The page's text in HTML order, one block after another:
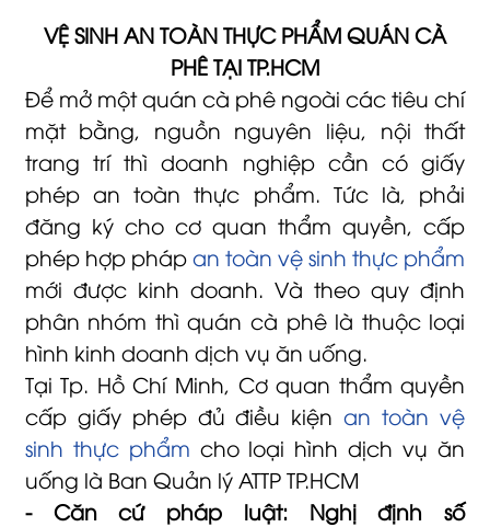
VỆ SINH AN TOÀN THỰC PHẨM QUÁN CÀ
PHÊ TẠI TP.HCM
Để mở một quán cà phê ngoài các tiêu chí
mặt bằng, nguồn nguyên liệu, nội thất
trang trí thì doanh nghiệp cần có giấy
phép an toàn thực phẩm. Tức là, phải
đăng ký cho cơ quan thẩm quyền, cấp
phép hợp phápan toàn vệ sinh thực phẩm
mới được kinh doanh. Và theo quy định
phân nhóm thì quán cà phê là thuộc loại
hình kinh doanh dịch vụ ăn uống.
Tại Tp. Hồ Chí Minh, Cơ quan thẩm quyền
cấp giấy phép đủ điều kiện an toàn vệ
sinh thực phẩm cho loại hình dịch vụ ăn
uống là Ban Quản lý ATTP TP.HCM
- Căn cứ pháp luật: Nghị định số